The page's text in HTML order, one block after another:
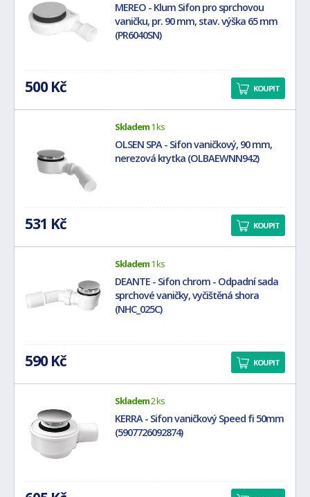
MEREO - Klum Sifon pro sprchovou
vaničku, pr. 90 mm, stav. výška 65 mm
(PR6040SN)
500 Kč KOUPIT
Skladem1 ks
OLSEN SPA - Sifon vaničkový, 90 mm,
nerezová krytka (OLBAEWNN942)
531 Kč KOUPIT
Skladem1 ks
DEANTE - Sifon chrom - Odpadní sada
sprchové vaničky, vyčištěná shora
(NHC_025C)
590 Kč KOUPIT
Skladem2 ks
KERRA - Sifon vaničkový Speed fi 50mm
(5907726092874)